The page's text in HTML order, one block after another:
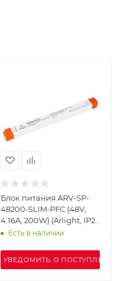
Блок питания ARV-SP-
48200-SLIM-PFC (48V,
4.16A, 200W) (Arlight, IP20
Пластик, 5 лет)
Есть в наличии
УВЕДОМИТЬ О ПОСТУПЛЕНИИ